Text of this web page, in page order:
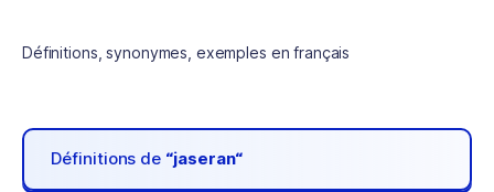
Définitions, synonymes, exemples en français
Définitions de “jaseran“